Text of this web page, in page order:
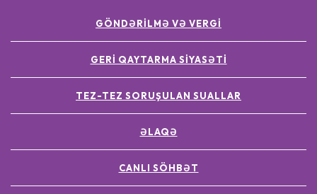
GÖNDƏRILMƏ VƏ VERGI
GERI QAYTARMA SIYASƏTI
TEZ-TEZ SORUŞULAN SUALLAR
ƏLAQƏ
CANLI SÖHBƏT